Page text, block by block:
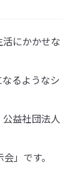
にかかせな
るようなシ
益社団法人
」です。